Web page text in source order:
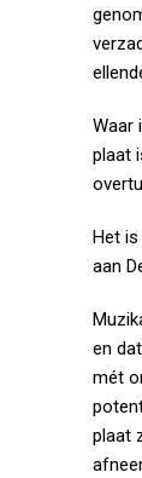
Waar
plaat
Het
aan
en
mét
plaat